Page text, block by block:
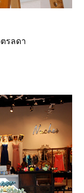
รลดา